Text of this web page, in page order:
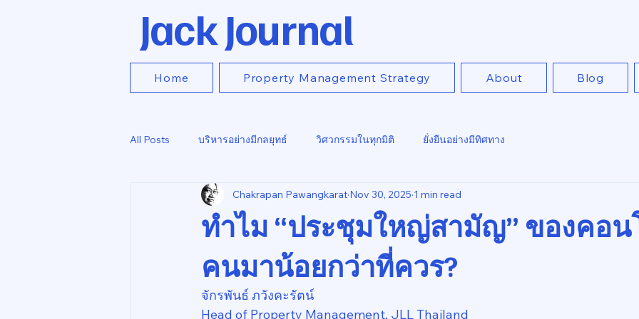
Jack Journal
Home Property Management Strategy About Blog
All Posts บริหารอย่างมีกลยุทธ์ วิศวกรรมในทุกมิติ ยั่งยืนอย่างมีทิศทาง
ทำไม “ประชุมใหญ่สามัญ” ของคอน
คนมาน้อยกว่าที่ควร?
Chakrapan Pawangkarat Nov 30, 2025 1 min read
จักรพันธ์ ภวังคะรัตน์
Head of Property Management, JLL Thailand